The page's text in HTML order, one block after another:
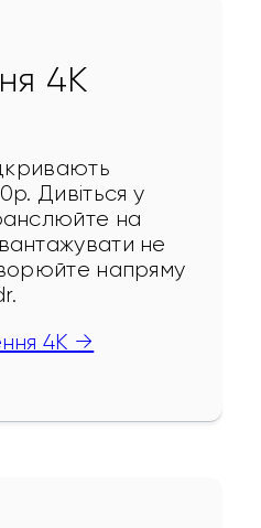
4K
Дивіться у
на
не
напряму
4K →